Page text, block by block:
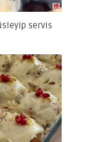
servis